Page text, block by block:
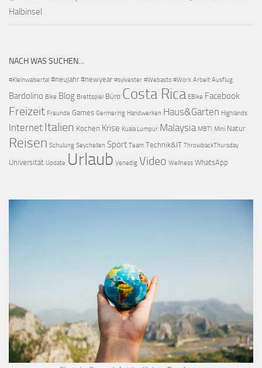
Halbinsel
NACH WAS SUCHEN…
#Kleinwalsertal #neujahr #newyear #sylvester #Webasto #Work Arbeit Ausflug
Bardolino Bike Blog Brettspiel Büro Costa Rica EBike Facebook
Freizeit Freunde Games Germering Handwerken Haus&Garten Highlands
Internet Italien Kochen Krise Kuala Lumpur Malaysia MBTI Mini Natur
Reisen Schulung Seychellen Sport Team Technik&IT ThrowbackThursday
Universität Update Urlaub Venedig Video Wellness WhatsApp